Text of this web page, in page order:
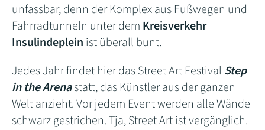
unfassbar, denn der Komplex aus Fußwegen und
Fahrradtunneln unter dem Kreisverkehr
Insulindeplein ist überall bunt.
Jedes Jahr findet hier das Street Art Festival Step
in the Arenastatt, das Künstler aus der ganzen
Welt anzieht. Vor jedem Event werden alle Wände
schwarz gestrichen. Tja, Street Art ist vergänglich.